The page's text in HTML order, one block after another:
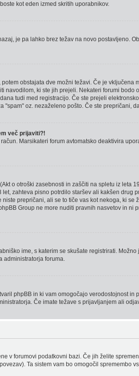
kot eden izmed skritih uporabnikov.
je pa lahko brez težav na novo postavljeno.
obstajata dve možni težavi. Če je vključena
navodilom, ki ste jih prejeli. Nekateri forumi
tudi med registracijo. Če ste prejeli
oz. nezaželeno pošto. Če ste prepričani,
več prijaviti?!
Marsikateri forum avtomatsko deaktivira
o otroški zasebnosti in zaščiti na spletu iz leta
zahteva pisno potrdilo staršev ali kakšen drug
prepričani, ali se to tiče vas kot nekoga, ki se
Group ne more nuditi pravnih nasvetov in ni
ime, s katerim se skušate registrirati.
administratorja foruma.
phpBB in ki vam omogočajo verodostojnost
Če imate težave s prijavljanjem ali
v forumovi podatkovni bazi. Če jih želite
Ta sistem vam bo omogočil spremembo